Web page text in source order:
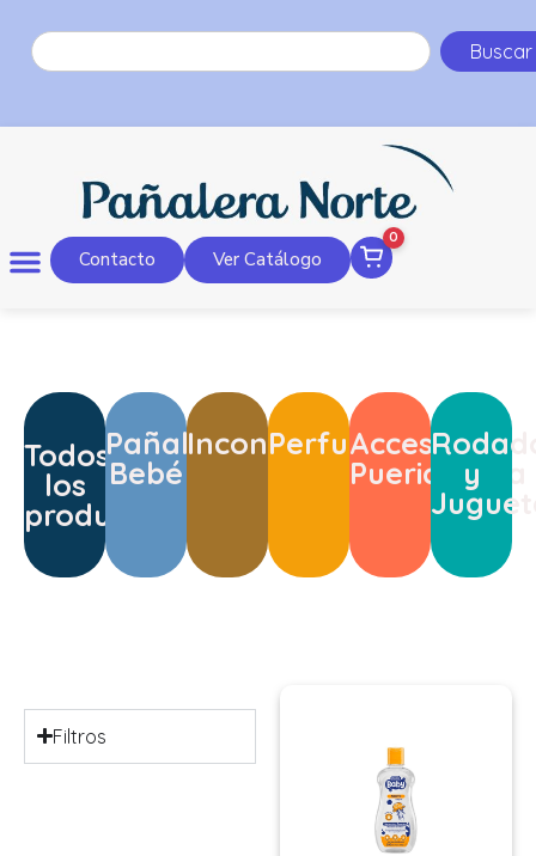
Buscar
Contacto Ver Catálogo
0
Todos
los
productos
Pañales
Bebé
Incontinencia
Perfumería
Accesorios
Puericultura
y
Filtros